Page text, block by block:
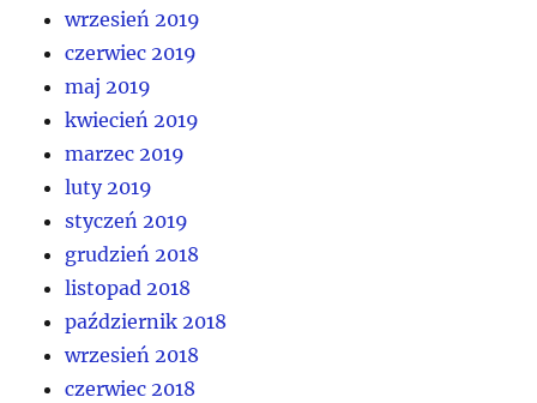
wrzesień 2019
czerwiec 2019
maj 2019
kwiecień 2019
marzec 2019
luty 2019
styczeń 2019
grudzień 2018
listopad 2018
październik 2018
wrzesień 2018
czerwiec 2018